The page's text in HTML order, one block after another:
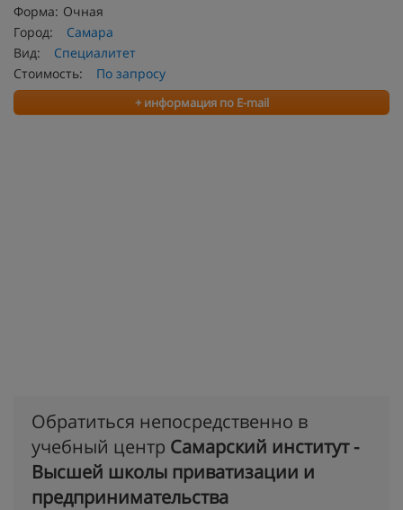
Форма: Очная
Город:
Самара
Вид:
Специалитет
Стоимость:
По запросу
+ информация по E-mail
Обратиться непосредственно в
учебный центр Самарский институт -
Высшей школы приватизации и
предпринимательства